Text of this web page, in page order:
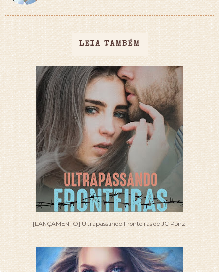
LEIA TAMBÉM
[LANÇAMENTO] Ultrapassando Fronteiras de JC Ponzi